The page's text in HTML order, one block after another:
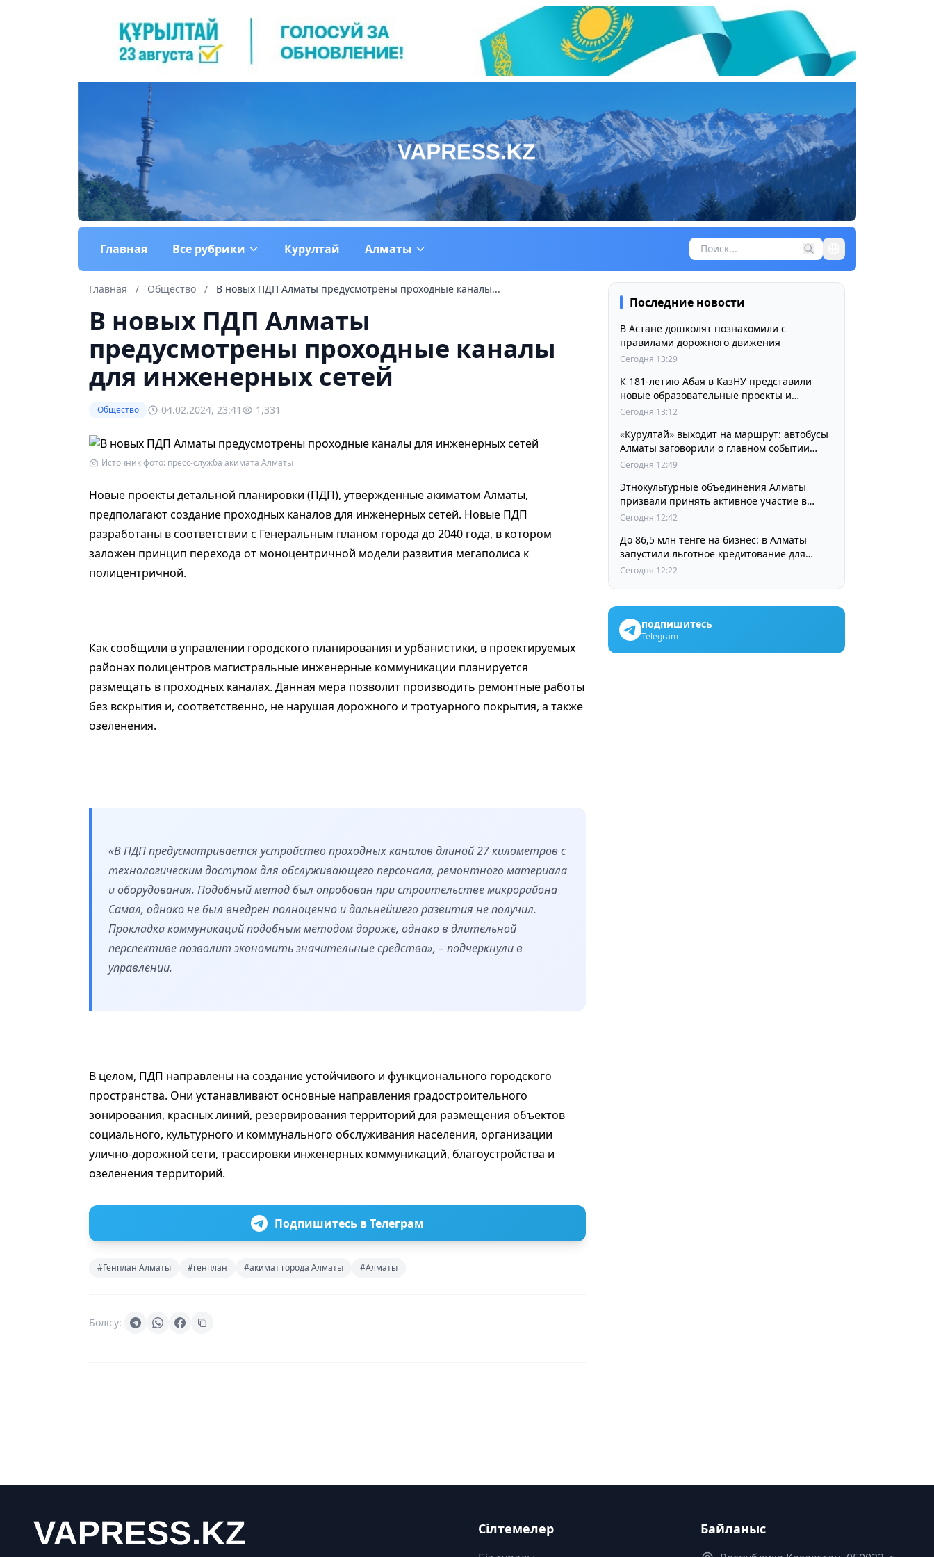
Главная Все рубрики Курултай Алматы
Главная / Общество / В новых ПДП Алматы предусмотрены проходные каналы...
В новых ПДП Алматы
предусмотрены проходные каналы
для инженерных сетей
Общество 04.02.2024, 23:41 1,331
Источник фото: пресс-служба акимата Алматы
Новые проекты детальной планировки (ПДП), утвержденные акиматом Алматы,
предполагают создание проходных каналов для инженерных сетей. Новые ПДП
разработаны в соответствии с Генеральным планом города до 2040 года, в котором
заложен принцип перехода от моноцентричной модели развития мегаполиса к
полицентричной.
Как сообщили в управлении городского планирования и урбанистики, в проектируемых
районах полицентров магистральные инженерные коммуникации планируется
размещать в проходных каналах. Данная мера позволит производить ремонтные работы
без вскрытия и, соответственно, не нарушая дорожного и тротуарного покрытия, а также
озеленения.
«В ПДП предусматривается устройство проходных каналов длиной 27 километров с
технологическим доступом для обслуживающего персонала, ремонтного материала
и оборудования. Подобный метод был опробован при строительстве микрорайона
Самал, однако не был внедрен полноценно и дальнейшего развития не получил.
Прокладка коммуникаций подобным методом дороже, однако в длительной
перспективе позволит экономить значительные средства», – подчеркнули в
управлении.
В целом, ПДП направлены на создание устойчивого и функционального городского
пространства. Они устанавливают основные направления градостроительного
зонирования, красных линий, резервирования территорий для размещения объектов
социального, культурного и коммунального обслуживания населения, организации
улично-дорожной сети, трассировки инженерных коммуникаций, благоустройства и
озеленения территорий.
Подпишитесь в Телеграм
#Генплан Алматы #генплан #акимат города Алматы #Алматы
Бөлісу:
Последние новости
В Астане дошколят познакомили с
правилами дорожного движения
Сегодня 13:29
К 181-летию Абая в КазНУ представили
новые образовательные проекты и
разработки в области абаеведения
Сегодня 13:12
«Курултай» выходит на маршрут: автобусы
Алматы заговорили о главном событии
августа
Сегодня 12:49
Этнокультурные объединения Алматы
призвали принять активное участие в
выборах
Сегодня 12:42
До 86,5 млн тенге на бизнес: в Алматы
запустили льготное кредитование для
предпринимателей
Сегодня 12:22
подпишитесь
Telegram
Сілтемелер Байланыс